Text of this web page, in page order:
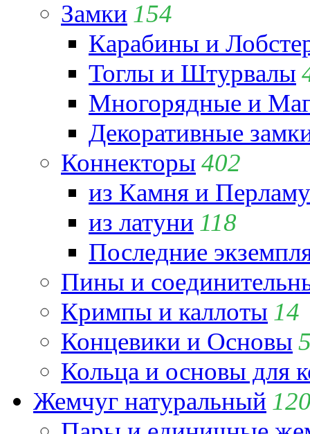
Замки 154
Карабины и
Тоглы и Штурвалы
Многорядные и
Декоративные
Коннекторы 402
из Камня и
из латуни 118
Последние
Пины и
Кримпы и каллоты 14
Концевики и Основы
Кольца и основы для
Жемчуг натуральный